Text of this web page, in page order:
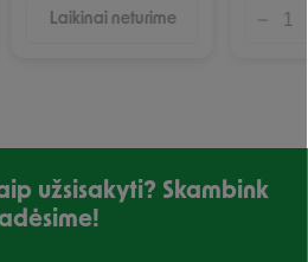
Laikinai neturime
užsisakyti? Skambink